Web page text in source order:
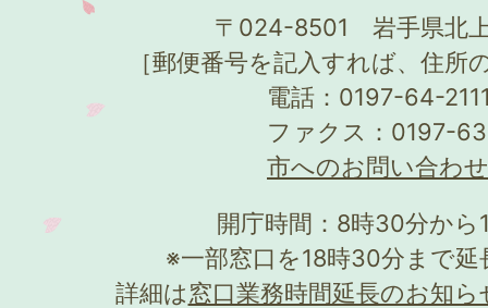
〒024-8501 岩手県北
［郵便番号を記入すれば、住所
電話：0197-64-
ファクス：0197-
市へのお問い合わ
開庁時間：8時30分か
※一部窓口を18時30分まで
詳細は窓口業務時間延長のお知ら